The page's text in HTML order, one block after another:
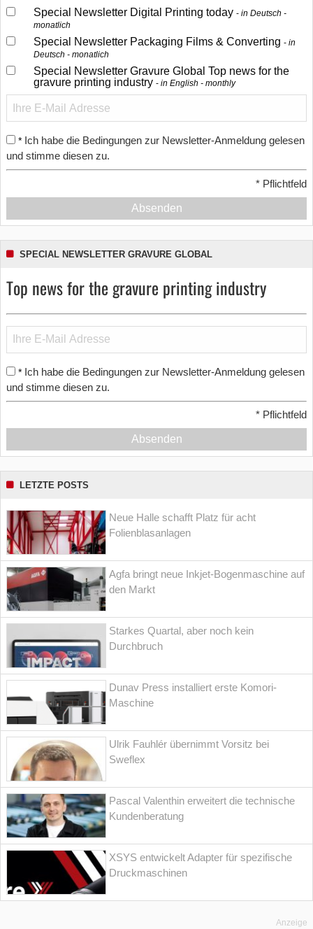
Special Newsletter Digital Printing today
in Deutsch -
monatlich
Special Newsletter Packaging Films & Converting
in
Deutsch - monatlich
Special Newsletter Gravure Global Top news for the
gravure printing industry
in English - monthly
* Ich habe die Bedingungen zur Newsletter-Anmeldung gelesen
und stimme diesen zu.
* Pflichtfeld
Absenden
SPECIAL NEWSLETTER GRAVURE GLOBAL
Top news for the gravure printing industry
* Ich habe die Bedingungen zur Newsletter-Anmeldung gelesen
und stimme diesen zu.
* Pflichtfeld
Absenden
LETZTE POSTS
Neue Halle schafft Platz für acht
Folienblasanlagen
Agfa bringt neue Inkjet-Bogenmaschine auf
den Markt
Starkes Quartal, aber noch kein
Durchbruch
Dunav Press installiert erste Komori-
Maschine
Ulrik Fauhlér übernimmt Vorsitz bei
Sweflex
Pascal Valenthin erweitert die technische
Kundenberatung
XSYS entwickelt Adapter für spezifische
Druckmaschinen
Anzeige